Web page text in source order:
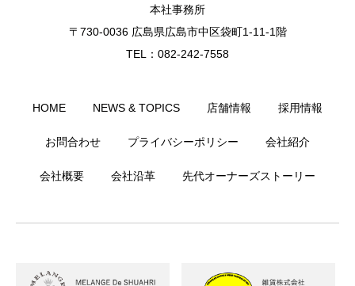
本社事務所
〒730-0036 広島県広島市中区袋町1-11-1階
TEL：082-242-7558
HOME NEWS & TOPICS 店舗情報 採用情報
お問合わせ プライバシーポリシー 会社紹介
会社概要 会社沿革 先代オーナーズストーリー